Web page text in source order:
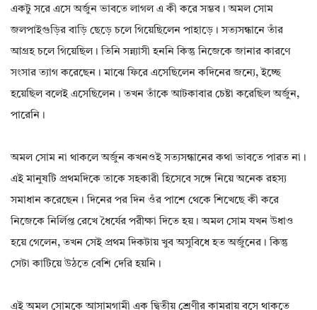
একটু সরে এসে অর্জুন ভাবতে লাগল এ কী করে সম্ভব। অমল সোম
জলপাইগুড়ির বাড়ি ছেড়ে চলে গিয়েছিলেন পাহাড়ে। সত্যসন্ধানে তাঁর
আগ্রহ চলে গিয়েছিল। তিনি সন্ন্যাসী হননি কিন্তু নিজেকে জানার কারণে
সংসার ত্যাগ করেছেন। মাঝে ফিরে এসেছিলেন কদিনের জন্যে, ইচ্ছে
হয়েছিল বলেই এসেছিলেন। তখন তাঁকে আটকাবার চেষ্টা করেছিল অর্জুন,
পারেনি।
অমল সোম না থাকলে অর্জুন কখনওই সত্যসন্ধানের কথা ভাবতে পারত না।
এই মানুষটি প্রথমদিকে তাকে সহকারী হিসেবে সঙ্গে নিয়ে অনেক রহস্য
সমাধান করেছেন। দিনের পর দিন ওঁর পাশে থেকে শিখেছে কী করে
নিজেকে নির্লিপ্ত রেখে ধৈর্যের পরীক্ষা দিতে হয়। অমল সোম যখন উধাও
হয়ে গেলেন, তখন সেই প্রথম দিকটায় খুব অসুবিধে হত অর্জুনের। কিন্তু
সেটা কাটিয়ে উঠতে বেশি দেরি হয়নি।
এই অমল সোমকে আসামগামী এক দ্বিতীয় শ্রেণীর কামরায় বসে থাকতে